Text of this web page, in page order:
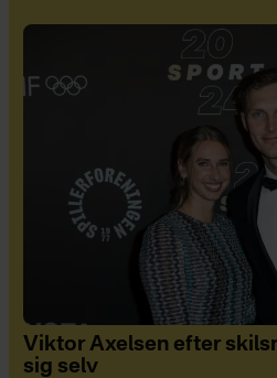
Viktor Axelsen efter
sig selv